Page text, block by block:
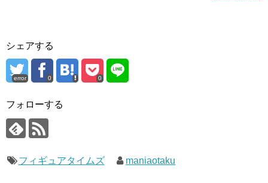
シェアする
error 0 0
フォローする
フィギュアタイムズ maniaotaku